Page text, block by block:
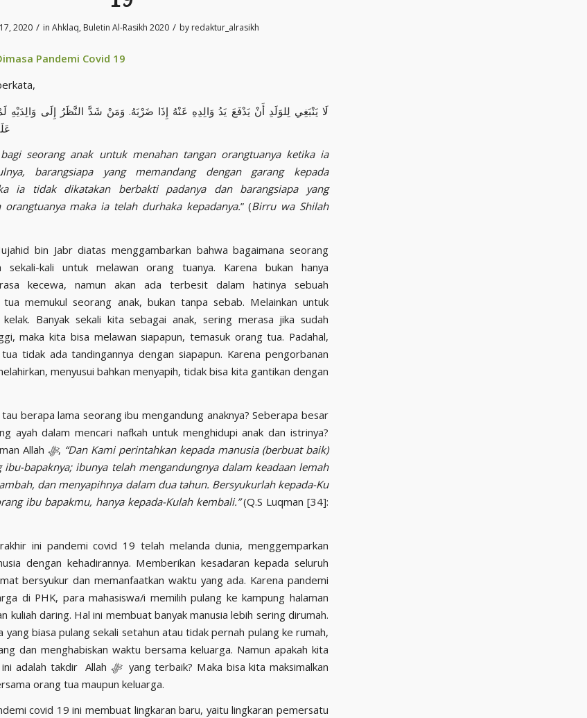
2020 / in Ahklaq, Buletin Al-Rasikh 2020 / by redaktur_alrasikh
Pandemi Covid 19
لَا يَنْبَغِي لِلوَلَدِ أَنْ يَدْفَعَ يَدُ وَالِدِهِ عَنْهُ إِذَا ضَرْبَهُ. وَمَنْ شَدَّ النَّظَرُ إِلَى وَالِدَيْهِ
bagi seorang anak untuk menahan tangan orangtuanya ketika ia
barangsiapa yang memandang dengan garang kepada
ia tidak dikatakan berbakti padanya dan barangsiapa yang
orangtuanya maka ia telah durhaka kepadanya.” (Birru wa Shilah
bin Jabr diatas menggambarkan bahwa bagaimana seorang
kali untuk melawan orang tuanya. Karena bukan hanya
kecewa, namun akan ada terbesit dalam hatinya sebuah
tua memukul seorang anak, bukan tanpa sebab. Melainkan untuk
kelak. Banyak sekali kita sebagai anak, sering merasa jika sudah
maka kita bisa melawan siapapun, temasuk orang tua. Padahal,
tidak ada tandingannya dengan siapapun. Karena pengorbanan
menyusui bahkan menyapih, tidak bisa kita gantikan dengan
berapa lama seorang ibu mengandung anaknya? Seberapa besar
ayah dalam mencari nafkah untuk menghidupi anak dan istrinya?
Allah ﷻ, “Dan Kami perintahkan kepada manusia (berbuat baik)
ibu-bapaknya; ibunya telah mengandungnya dalam keadaan lemah
dan menyapihnya dalam dua tahun. Bersyukurlah kepada-Ku
ibu bapakmu, hanya kepada-Kulah kembali.”(Q.S Luqman [34]:
ini pandemi covid 19 telah melanda dunia, menggemparkan
dengan kehadirannya. Memberikan kesadaran kepada seluruh
bersyukur dan memanfaatkan waktu yang ada. Karena pandemi
di PHK, para mahasiswa/i memilih pulang ke kampung halaman
kuliah daring. Hal ini membuat banyak manusia lebih sering dirumah.
yang biasa pulang sekali setahun atau tidak pernah pulang ke rumah,
dan menghabiskan waktu bersama keluarga. Namun apakah kita
adalah takdir Allah
ﷻ yang terbaik? Maka bisa kita maksimalkan
orang tua maupun keluarga.
covid 19 ini membuat lingkaran baru, yaitu lingkaran pemersatu